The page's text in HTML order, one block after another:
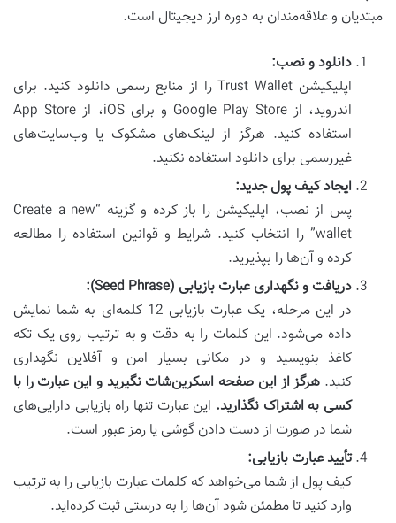
مبتدیان و علاقه‌مندان به دوره ارز دیجیتال است.
دانلود و نصب:
اپلیکیشن Trust Wallet را از منابع رسمی دانلود کنید. برای
اندروید، از Google Play Store و برای iOS، از App Store
استفاده کنید. هرگز از لینک‌های مشکوک یا وب‌سایت‌های
غیررسمی برای دانلود استفاده نکنید.
ایجاد کیف پول جدید:
پس از نصب، اپلیکیشن را باز کرده و گزینه “Create a new
wallet” را انتخاب کنید. شرایط و قوانین استفاده را مطالعه
کرده و آن‌ها را بپذیرید.
دریافت و نگهداری عبارت بازیابی (Seed Phrase):
در این مرحله، یک عبارت بازیابی 12 کلمه‌ای به شما نمایش
داده می‌شود. این کلمات را به دقت و به ترتیب روی یک تکه
کاغذ بنویسید و در مکانی بسیار امن و آفلاین نگهداری
کنید. هرگز از این صفحه اسکرین‌شات نگیرید و این عبارت را با
کسی به اشتراک نگذارید. این عبارت تنها راه بازیابی دارایی‌های
شما در صورت از دست دادن گوشی یا رمز عبور است.
تأیید عبارت بازیابی:
کیف پول از شما می‌خواهد که کلمات عبارت بازیابی را به ترتیب
وارد کنید تا مطمئن شود آن‌ها را به درستی ثبت کرده‌اید.